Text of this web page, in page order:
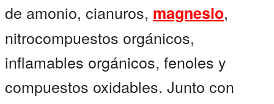
de amonio, cianuros, magnesio,
nitrocompuestos orgánicos,
inflamables orgánicos, fenoles y
compuestos oxidables. Junto con